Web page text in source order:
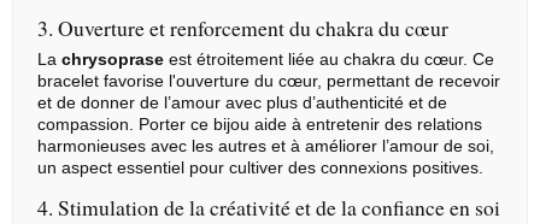
3. Ouverture et renforcement du chakra du cœur
La chrysoprase est étroitement liée au chakra du cœur. Ce
bracelet favorise l'ouverture du cœur, permettant de recevoir
et de donner de l’amour avec plus d’authenticité et de
compassion. Porter ce bijou aide à entretenir des relations
harmonieuses avec les autres et à améliorer l’amour de soi,
un aspect essentiel pour cultiver des connexions positives.
4. Stimulation de la créativité et de la confiance en soi